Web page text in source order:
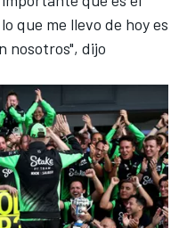
que me llevo de hoy es
nosotros", dijo